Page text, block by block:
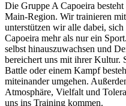
Die Gruppe A Capoeira
Main-Region. Wir trainieren
unterstützen wir alle dabei,
Capoeira mehr als nur ein
selbst hinauszuwachsen und
bereichert uns mit ihrer Kultur.
Battle oder einem Kampf
miteinander umgehen.
Atmosphäre, Vielfalt und
uns ins Training kommen.